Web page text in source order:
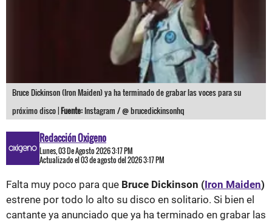
Bruce Dickinson (Iron Maiden) ya ha terminado de grabar las voces para su
próximo disco |Fuente: Instagram / @ brucedickinsonhq
Redacción Oxigeno
Lunes, 03 De Agosto 2026 3:17 PM
Actualizado el 03 de agosto del 2026 3:17 PM
Falta muy poco para que Bruce Dickinson (Iron Maiden)
estrene por todo lo alto su disco en solitario. Si bien el
cantante ya anunciado que ya ha terminado en grabar las